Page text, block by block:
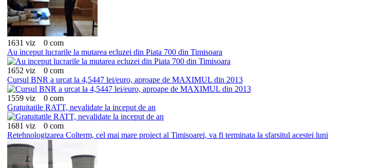
1631 viz
0 com
Au inceput lucrarile la mutarea ecluzei din Piata 700 din Timisoara
1652 viz
0 com
Cursul BNR a urcat la 4,5447 lei/euro, aproape de MAXIMUL din 2013
1559 viz
0 com
Gratuitatile RATT, nevalidate la inceput de an
1681 viz
0 com
Retehnologizarea Colterm, cel mai mare proiect al Timisoarei, va fi terminata la sfarsitul acestei luni